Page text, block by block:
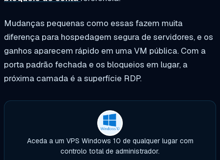
Mudanças pequenas como essas fazem muita
diferença para hospedagem segura de servidores, e os
ganhos aparecem rápido em uma VM pública. Com a
porta padrão fechada e os bloqueios em lugar, a
próxima camada é a superfície RDP.
Aceda a um VPS Windows 10 de qualquer lugar com
controlo total de administrador.